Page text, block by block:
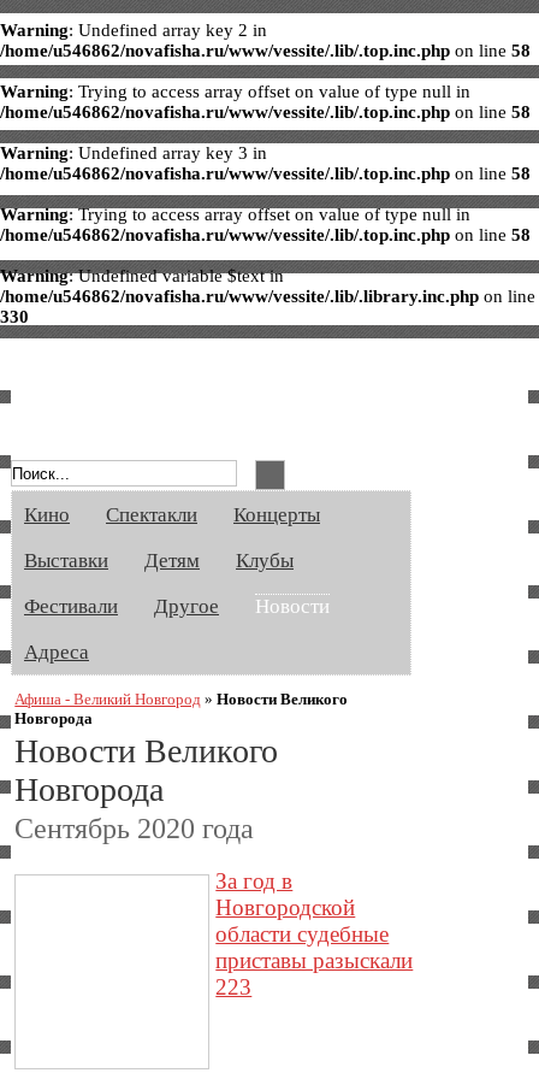
Warning: Undefined array key 2 in
/home/u546862/novafisha.ru/www/vessite/.lib/.top.inc.php on line 58
Warning: Trying to access array offset on value of type null in
/home/u546862/novafisha.ru/www/vessite/.lib/.top.inc.php on line 58
Warning: Undefined array key 3 in
/home/u546862/novafisha.ru/www/vessite/.lib/.top.inc.php on line 58
Warning: Trying to access array offset on value of type null in
/home/u546862/novafisha.ru/www/vessite/.lib/.top.inc.php on line 58
Warning: Undefined variable $text in
/home/u546862/novafisha.ru/www/vessite/.lib/.library.inc.php on line
330
Кино Спектакли
Концерты
Выставки
Детям
Клубы
Фестивали
Другое
Новости
Адреса
Афиша - Великий Новгород »Новости Великого
Новгорода
Новости Великого
Новгорода
Сентябрь 2020 года
За год в
Новгородской
области судебные
приставы разыскали
223